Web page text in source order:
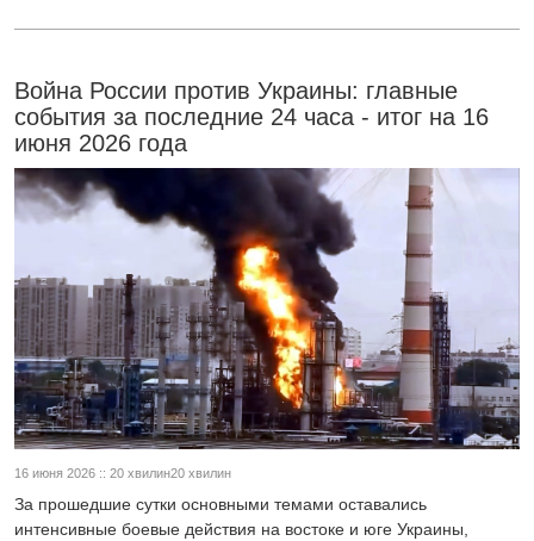
Война России против Украины: главные
события за последние 24 часа - итог на 16
июня 2026 года
16 июня 2026 :: 20 хвилин20 хвилин
За прошедшие сутки основными темами оставались
интенсивные боевые действия на востоке и юге Украины,